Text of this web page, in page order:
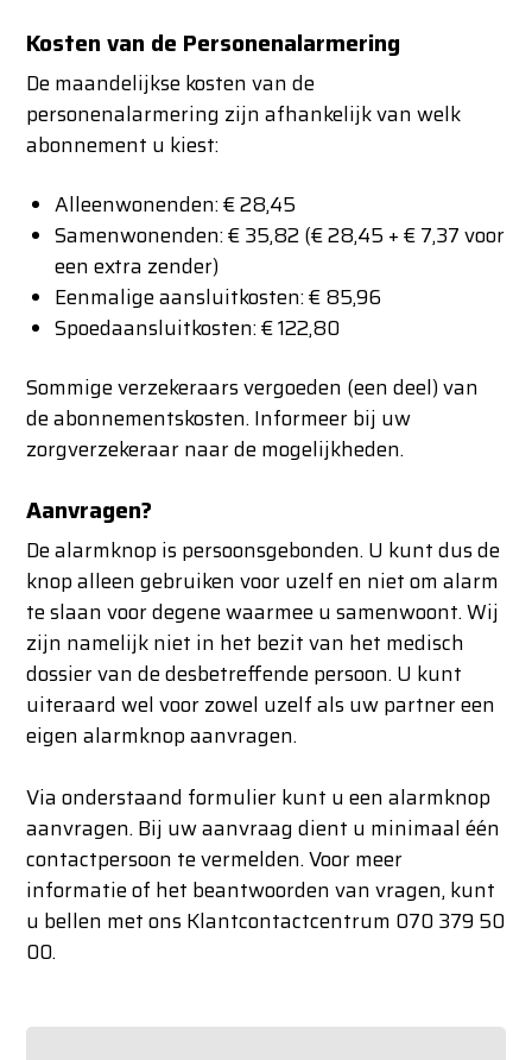
Kosten van de Personenalarmering
De maandelijkse kosten van de
personenalarmering zijn afhankelijk van welk
abonnement u kiest:
Alleenwonenden: € 28,45
Samenwonenden: € 35,82 (€ 28,45 + € 7,37 voor
een extra zender)
Eenmalige aansluitkosten: € 85,96
Spoedaansluitkosten: € 122,80
Sommige verzekeraars vergoeden (een deel) van
de abonnementskosten. Informeer bij uw
zorgverzekeraar naar de mogelijkheden.
Aanvragen?
De alarmknop is persoonsgebonden. U kunt dus de
knop alleen gebruiken voor uzelf en niet om alarm
te slaan voor degene waarmee u samenwoont. Wij
zijn namelijk niet in het bezit van het medisch
dossier van de desbetreffende persoon. U kunt
uiteraard wel voor zowel uzelf als uw partner een
eigen alarmknop aanvragen.
Via onderstaand formulier kunt u een alarmknop
aanvragen. Bij uw aanvraag dient u minimaal één
contactpersoon te vermelden. Voor meer
informatie of het beantwoorden van vragen, kunt
u bellen met ons Klantcontactcentrum 070 379 50
00.